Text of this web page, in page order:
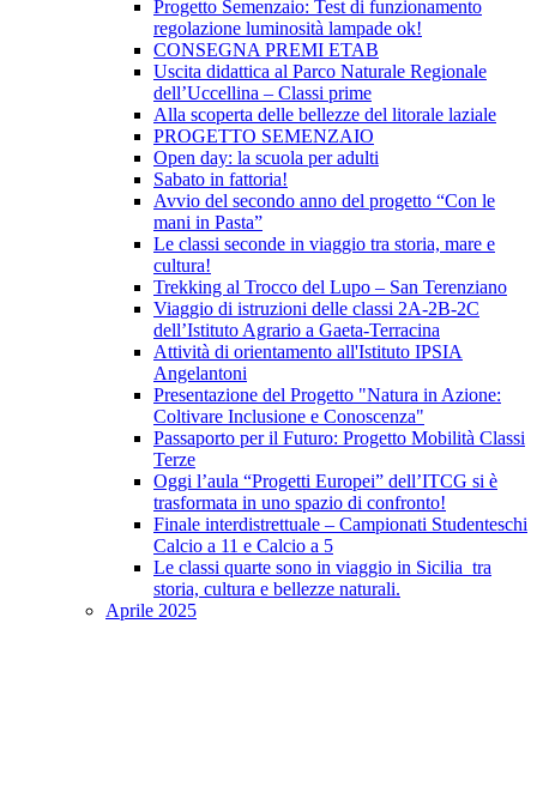
Progetto Semenzaio: Test di funzionamento
regolazione luminosità lampade ok!
CONSEGNA PREMI ETAB
Uscita didattica al Parco Naturale Regionale
dell’Uccellina – Classi prime
Alla scoperta delle bellezze del litorale laziale
PROGETTO SEMENZAIO
Open day: la scuola per adulti
Sabato in fattoria!
Avvio del secondo anno del progetto “Con le
mani in Pasta”
Le classi seconde in viaggio tra storia, mare e
cultura!
Trekking al Trocco del Lupo – San Terenziano
Viaggio di istruzioni delle classi 2A-2B-2C
dell’Istituto Agrario a Gaeta-Terracina
Attività di orientamento all'Istituto IPSIA
Angelantoni
Presentazione del Progetto "Natura in Azione:
Coltivare Inclusione e Conoscenza"
Passaporto per il Futuro: Progetto Mobilità Classi
Terze
Oggi l’aula “Progetti Europei” dell’ITCG si è
trasformata in uno spazio di confronto!
Finale interdistrettuale – Campionati Studenteschi
Calcio a 11 e Calcio a 5
Le classi quarte sono in viaggio in Sicilia tra
storia, cultura e bellezze naturali.
Aprile 2025